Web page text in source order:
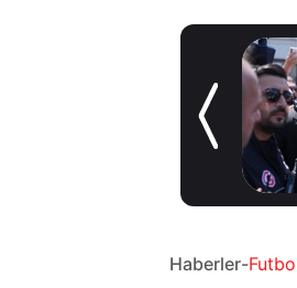
Yıldız oyuncudan
müjde! Ayrılmak
Haberler-